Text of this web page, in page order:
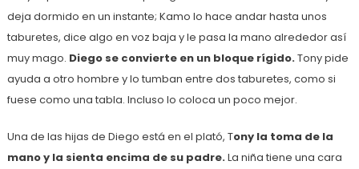
deja dormido en un instante; Kamo lo hace andar hasta unos
taburetes, dice algo en voz baja y le pasa la mano alrededor así
muy mago. Diego se convierte en un bloque rígido.Tony pide
ayuda a otro hombre y lo tumban entre dos taburetes, como si
fuese como una tabla. Incluso lo coloca un poco mejor.
Una de las hijas de Diego está en el plató, Tony la toma de la
mano y la sienta encima de su padre.La niña tiene una cara